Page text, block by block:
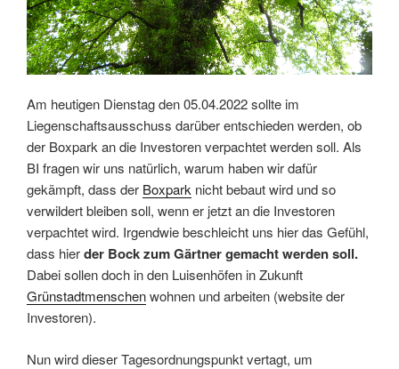
Am heutigen Dienstag den 05.04.2022 sollte im
Liegenschaftsausschuss darüber entschieden werden, ob
der Boxpark an die Investoren verpachtet werden soll. Als
BI fragen wir uns natürlich, warum haben wir dafür
gekämpft, dass der Boxpark nicht bebaut wird und so
verwildert bleiben soll, wenn er jetzt an die Investoren
verpachtet wird. Irgendwie beschleicht uns hier das Gefühl,
dass hierder Bock zum Gärtner gemacht werden soll.
Dabei sollen doch in den Luisenhöfen in Zukunft
Grünstadtmenschenwohnen und arbeiten (website der
Investoren).
Nun wird dieser Tagesordnungspunkt vertagt, um